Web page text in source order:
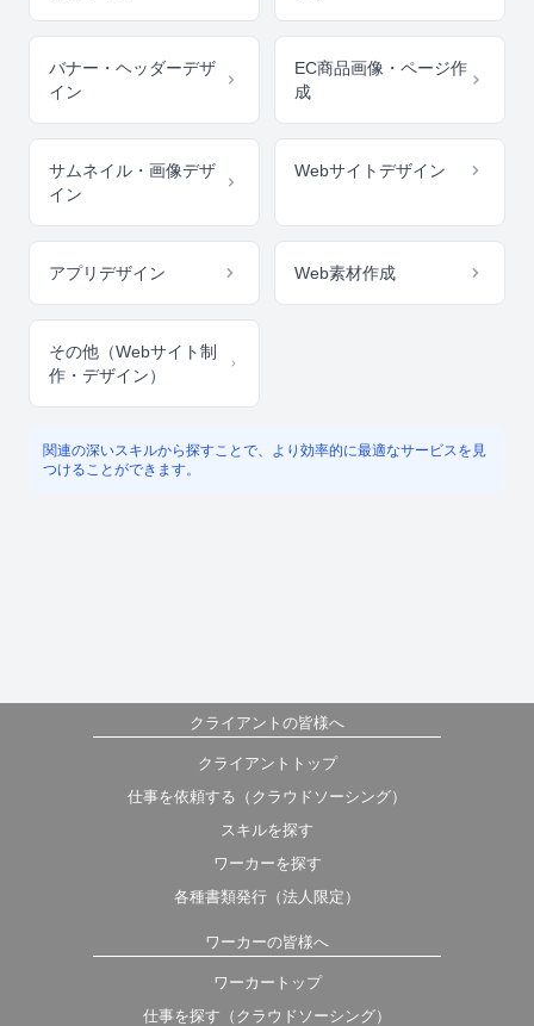
バナー・ヘッダーデザ
イン
EC商品画像・ページ作
成
サムネイル・画像デザ
イン
Webサイトデザイン
アプリデザイン Web素材作成
その他（Webサイト制
作・デザイン）
関連の深いスキルから探すことで、より効率的に最適なサービスを見
つけることができます。
クライアントの皆様へ
クライアントトップ
仕事を依頼する（クラウドソーシング）
スキルを探す
ワーカーを探す
各種書類発行（法人限定）
ワーカーの皆様へ
ワーカートップ
仕事を探す（クラウドソーシング）